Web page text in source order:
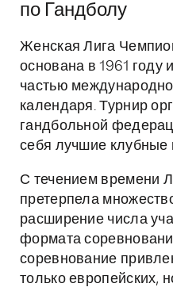
по Гандболу
Женская Лига
основана в 1961 году
частью
календаря. Турнир
гандбольной
себя лучшие
С течением времени
претерпела
расширение числа
формата
соревнование
только европейских,